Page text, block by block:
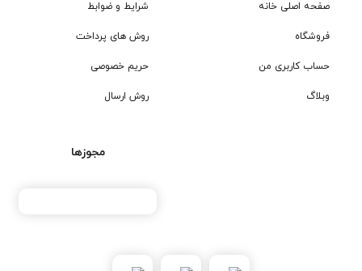
صفحه اصلی خانه
فروشگاه
حساب کاربری من
وبلاگ
شرایط و ضوابط
روش های پرداخت
حریم خصوصی
روش ارسال
مجوزها